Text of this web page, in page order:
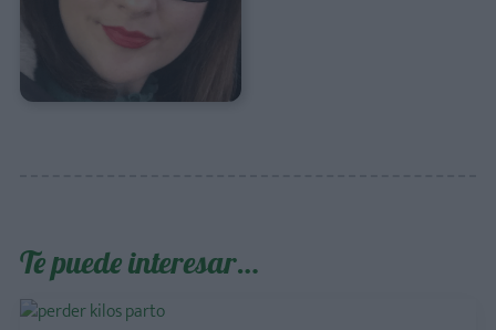
Te puede interesar…